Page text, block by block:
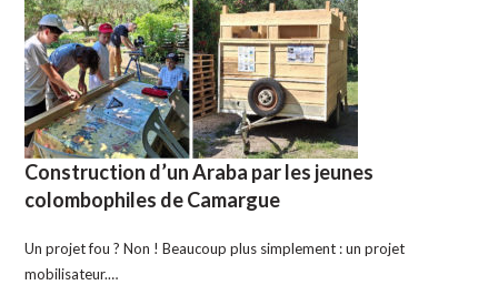
Construction d’un Araba par les jeunes
colombophiles de Camargue
Un projet fou ? Non ! Beaucoup plus simplement : un projet
mobilisateur.…